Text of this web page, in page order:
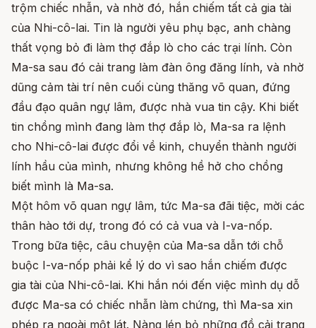
trộm chiếc nhẫn, và nhờ đó, hắn chiếm tất cả gia tài
của Nhi-cô-lai. Tin là người yêu phụ bạc, anh chàng
thất vọng bỏ đi làm thợ đắp lò cho các trại lính. Còn
Ma-sa sau đó cải trang làm đàn ông đăng lính, và nhờ
dũng cảm tài trí nên cuối cùng thăng võ quan, đứng
đầu đạo quân ngự lâm, được nhà vua tin cậy. Khi biết
tin chồng mình đang làm thợ đắp lò, Ma-sa ra lệnh
cho Nhi-cô-lai được đổi về kinh, chuyển thành người
lính hầu của mình, nhưng không hề hở cho chồng
biết mình là Ma-sa.
Một hôm võ quan ngự lâm, tức Ma-sa đãi tiệc, mời các
thân hào tới dự, trong đó có cả vua và I-va-nốp.
Trong bữa tiệc, câu chuyện của Ma-sa dẫn tới chỗ
buộc I-va-nốp phải kể lý do vì sao hắn chiếm được
gia tài của Nhi-cô-lai. Khi hắn nói đến việc mình dụ dỗ
được Ma-sa có chiếc nhẫn làm chứng, thì Ma-sa xin
phép ra ngoài một lát. Nàng lén bỏ những đồ cải trang